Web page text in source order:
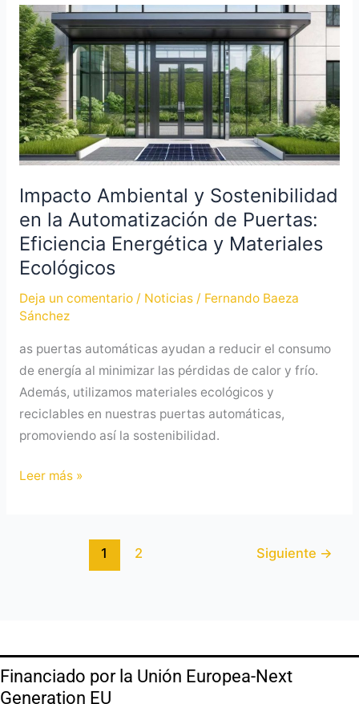
Impacto Ambiental y Sostenibilidad
en la Automatización de Puertas:
Eficiencia Energética y Materiales
Ecológicos
Deja un comentario / Noticias/ Fernando Baeza
Sánchez
as puertas automáticas ayudan a reducir el consumo
de energía al minimizar las pérdidas de calor y frío.
Además, utilizamos materiales ecológicos y
reciclables en nuestras puertas automáticas,
promoviendo así la sostenibilidad.
Impacto
Ambiental
y
Sostenibilidad
en
la
Automatización
de
Puertas:
Eficiencia
Energética
y
Materiales
Ecológicos
Leer más »
1 2 Siguiente →
Financiado por la Unión Europea-Next
Generation EU